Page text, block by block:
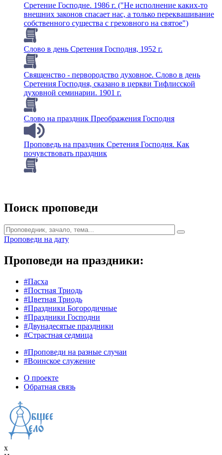
Сретение Господне. 1986 г. ("Не исполнение каких-то
внешних законов спасает нас, а только переквашивание
собственного существа с греховного на святое")
Слово в день Сретения Господня, 1952 г.
Священство - первородство духовное. Слово в день
Сретения Господня, сказано в церкви Тифлисской
духовной семинарии. 1901 г.
Слово на праздник Преображения Господня
Проповедь на праздник Сретения Господня. Как
почувствовать праздник
Поиск проповеди
Проповеди на дату
Проповеди на праздники:
#Пасха
#Постная Триодь
#Цветная Триодь
#Праздники Богородичные
#Праздники Господни
#Двунадесятые праздники
#Страстная седмица
#Проповеди на разные случаи
#Воинское служение
О проекте
Обратная связь
x